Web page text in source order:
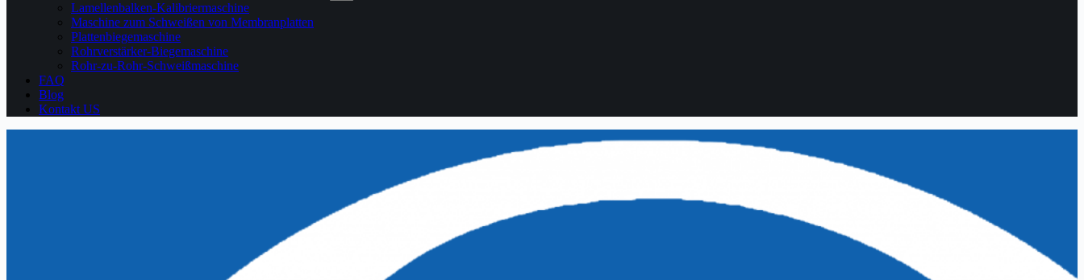
Lamellenbalken-Kalibriermaschine
Maschine zum Schweißen von Membranplatten
Plattenbiegemaschine
Rohrverstärker-Biegemaschine
Rohr-zu-Rohr-Schweißmaschine
FAQ
Blog
Kontakt US